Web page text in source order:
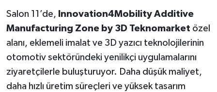
Salon 11’de, Innovation4Mobility Additive
Manufacturing Zone by 3D Teknomarket özel
alanı, eklemeli imalat ve 3D yazıcı teknolojilerinin
otomotiv sektöründeki yenilikçi uygulamalarını
ziyaretçilerle buluşturuyor. Daha düşük maliyet,
daha hızlı üretim süreçleri ve yüksek tasarım